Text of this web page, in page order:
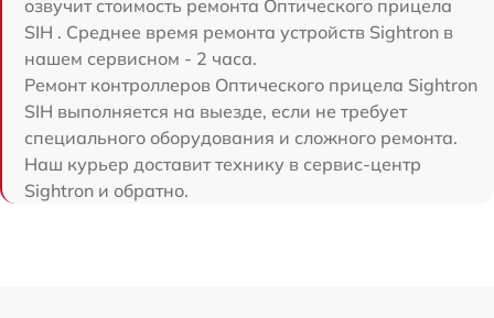
озвучит стоимость ремонта Оптического прицела
SIH . Среднее время ремонта устройств Sightron в
нашем сервисном - 2 часа.
Ремонт контроллеров Оптического прицела Sightron
SIH выполняется на выезде, если не требует
специального оборудования и сложного ремонта.
Наш курьер доставит технику в сервис-центр
Sightron и обратно.